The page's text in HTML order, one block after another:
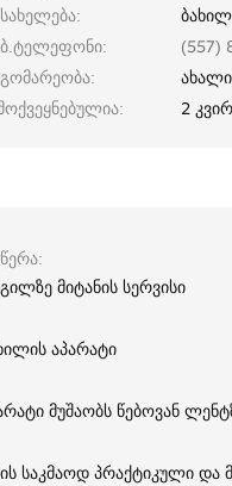
(557)
ახალი
2
მიტანის სერვისი
აპარატი
მუშაობს წებოვან
საკმაოდ პრაქტიკული და